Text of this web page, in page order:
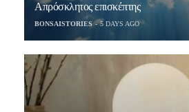
Απρόσκλητος επισκέπτης
BONSAISTORIES 5 DAYS AGO